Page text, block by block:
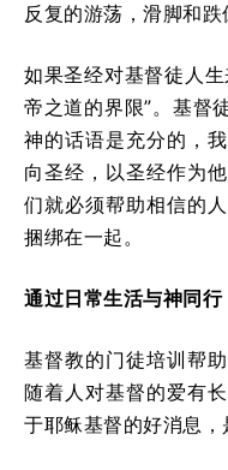
反复的游荡，滑脚和
如果圣经对基督徒人
帝之道的界限”。基督
神的话语是充分的，
向圣经，以圣经作为
们就必须帮助相信的
捆绑在一起。
通过日常生活与神同行
基督教的门徒培训帮
随着人对基督的爱有
于耶稣基督的好消息，